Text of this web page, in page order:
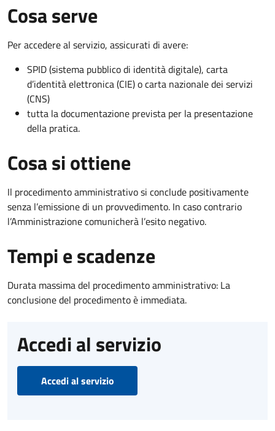
Cosa serve
Per accedere al servizio, assicurati di avere:
SPID (sistema pubblico di identità digitale), carta
d’identità elettronica (CIE) o carta nazionale dei servizi
(CNS)
tutta la documentazione prevista per la presentazione
della pratica.
Cosa si ottiene
Il procedimento amministrativo si conclude positivamente
senza l’emissione di un provvedimento. In caso contrario
l’Amministrazione comunicherà l’esito negativo.
Tempi e scadenze
Durata massima del procedimento amministrativo: La
conclusione del procedimento è immediata.
Accedi al servizio
Accedi al servizio